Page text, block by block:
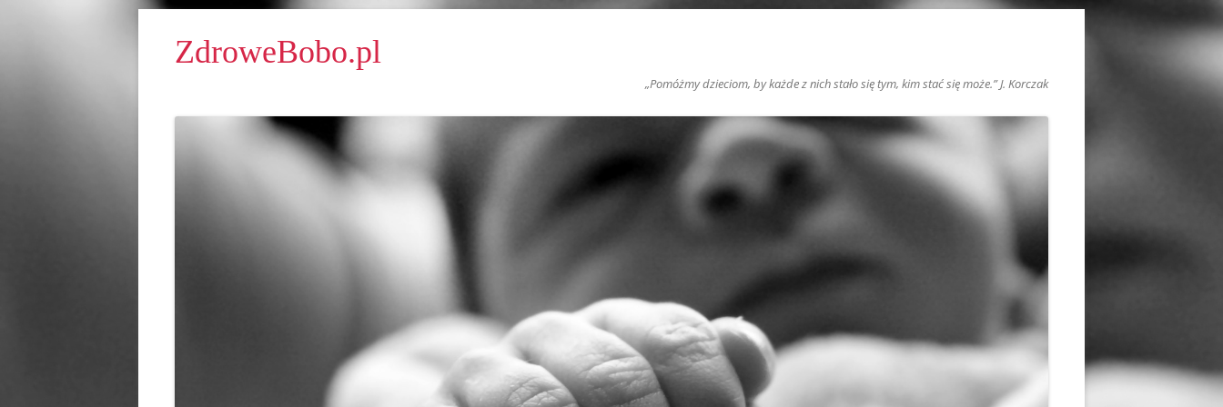
ZdroweBobo.pl
„Pomóżmy dzieciom, by każde z nich stało się tym, kim stać się może.” J. Korczak